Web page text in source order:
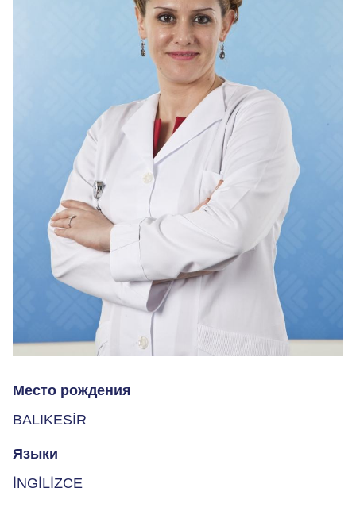
Место рождения
BALIKESİR
Языки
İNGİLİZCE